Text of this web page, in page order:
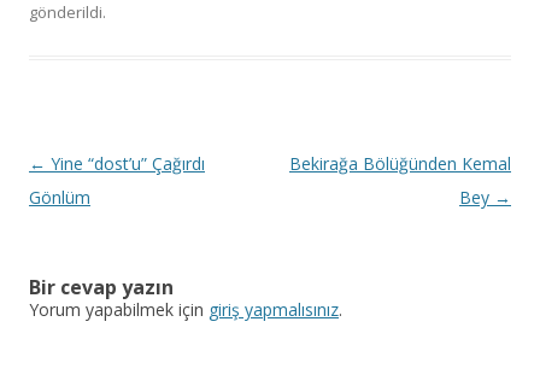
gönderildi.
Y
a
d
← Yine “dost’u” Çağırdı
Gönlüm
Bekirağa Bölüğünden Kemal
Bey →
Bir cevap yazın
Yorum yapabilmek için giriş yapmalısınız.